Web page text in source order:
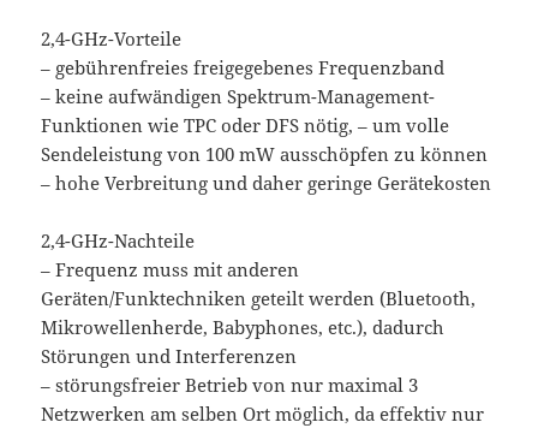
2,4-GHz-Vorteile
– gebührenfreies freigegebenes Frequenzband
– keine aufwändigen Spektrum-Management-
Funktionen wie TPC oder DFS nötig, – um volle
Sendeleistung von 100 mW ausschöpfen zu können
– hohe Verbreitung und daher geringe Gerätekosten
2,4-GHz-Nachteile
– Frequenz muss mit anderen
Geräten/Funktechniken geteilt werden (Bluetooth,
Mikrowellenherde, Babyphones, etc.), dadurch
Störungen und Interferenzen
– störungsfreier Betrieb von nur maximal 3
Netzwerken am selben Ort möglich, da effektiv nur